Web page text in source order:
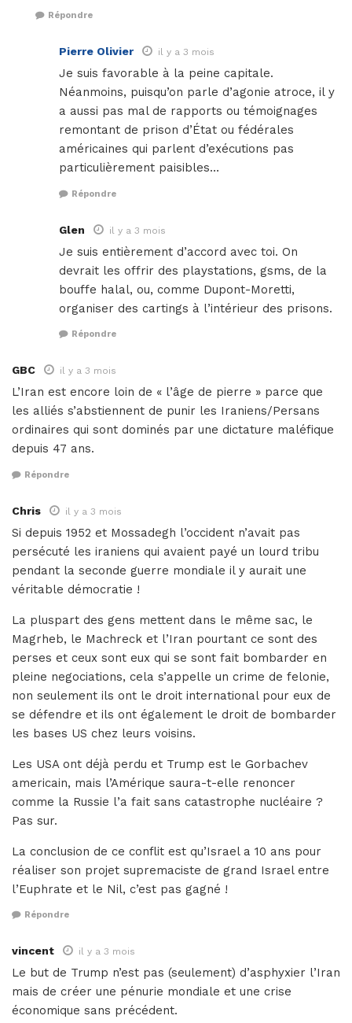
Répondre
Pierre Olivier il y a 3 mois
Je suis favorable à la peine capitale.
Néanmoins, puisqu’on parle d’agonie atroce, il y
a aussi pas mal de rapports ou témoignages
remontant de prison d’État ou fédérales
américaines qui parlent d’exécutions pas
particulièrement paisibles…
Répondre
Glen il y a 3 mois
Je suis entièrement d’accord avec toi. On
devrait les offrir des playstations, gsms, de la
bouffe halal, ou, comme Dupont-Moretti,
organiser des cartings à l’intérieur des prisons.
Répondre
GBC il y a 3 mois
L’Iran est encore loin de « l’âge de pierre » parce que
les alliés s’abstiennent de punir les Iraniens/Persans
ordinaires qui sont dominés par une dictature maléfique
depuis 47 ans.
Répondre
Chris il y a 3 mois
Si depuis 1952 et Mossadegh l’occident n’avait pas
persécuté les iraniens qui avaient payé un lourd tribu
pendant la seconde guerre mondiale il y aurait une
véritable démocratie !
La pluspart des gens mettent dans le même sac, le
Magrheb, le Machreck et l’Iran pourtant ce sont des
perses et ceux sont eux qui se sont fait bombarder en
pleine negociations, cela s’appelle un crime de felonie,
non seulement ils ont le droit international pour eux de
se défendre et ils ont également le droit de bombarder
les bases US chez leurs voisins.
Les USA ont déjà perdu et Trump est le Gorbachev
americain, mais l’Amérique saura-t-elle renoncer
comme la Russie l’a fait sans catastrophe nucléaire ?
Pas sur.
La conclusion de ce conflit est qu’Israel a 10 ans pour
réaliser son projet supremaciste de grand Israel entre
l’Euphrate et le Nil, c’est pas gagné !
Répondre
vincent il y a 3 mois
Le but de Trump n’est pas (seulement) d’asphyxier l’Iran
mais de créer une pénurie mondiale et une crise
économique sans précédent.